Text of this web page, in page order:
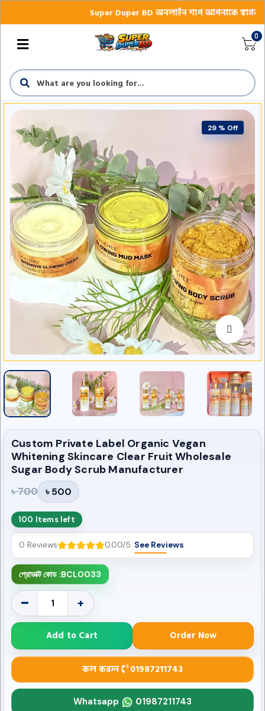
Super Duper BD অনলাইন শপে আপনাকে স্বাগতম ||
0
29 % Off
Custom Private Label Organic Vegan
Whitening Skincare Clear Fruit Wholesale
Sugar Body Scrub Manufacturer
৳ 700 ৳ 500
100 Items left
0 Reviews 0.00/5 See Reviews
প্রোডাক্ট কোড :BCL0033
- +
Add to Cart Order Now
কল করুন 01987211743
Whatsapp 01987211743